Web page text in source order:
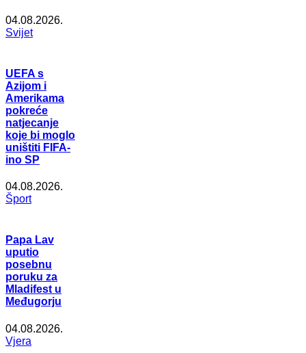
04.08.2026.
Svijet
UEFA s
Azijom i
Amerikama
pokreće
natjecanje
koje bi moglo
uništiti FIFA-
ino SP
04.08.2026.
Šport
Papa Lav
uputio
posebnu
poruku za
Mladifest u
Međugorju
04.08.2026.
Vjera